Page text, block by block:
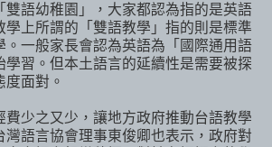
雙語幼稚園」，大家都認為指的是英語
學上所謂的「雙語教學」指的則是標準
。一般家長會認為英語為「國際通用語
學習。但本土語言的延續性是需要被探
面對。
費少之又少，讓地方政府推動台語教學
灣語言協會理事東俊卿也表示，政府對